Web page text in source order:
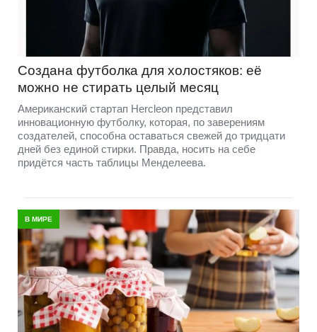
Создана футболка для холостяков: её
можно не стирать целый месяц
Американский стартап Hercleon представил
инновационную футболку, которая, по заверениям
создателей, способна оставаться свежей до тридцати
дней без единой стирки. Правда, носить на себе
придётся часть таблицы Менделеева.
В МИРЕ